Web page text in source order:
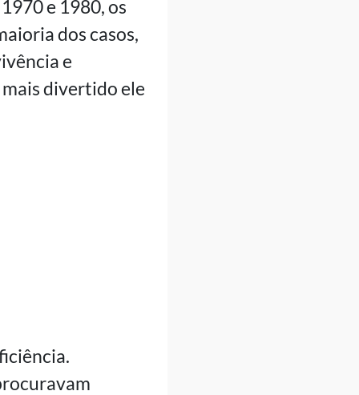
e 1980, os
dos casos,
e
divertido ele